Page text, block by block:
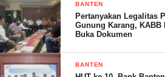
BANTEN
Pertanyakan Legalitas
Gunung Karang, KABB
Buka Dokumen
BANTEN